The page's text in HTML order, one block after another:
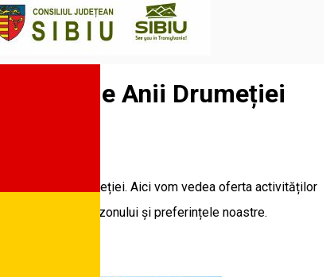
de Anii Drumeției
Anii Drumeției. Aici vom vedea oferta activităților
de specificul sezonului și preferințele noastre.